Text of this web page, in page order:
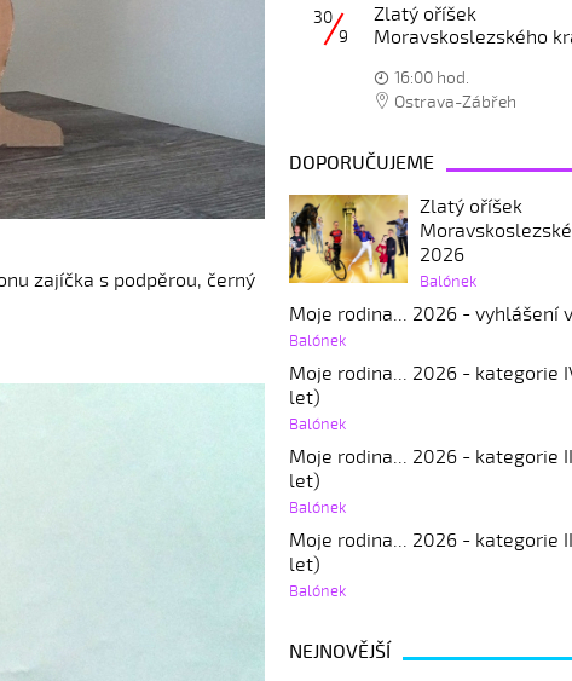
zajíčka s podpěrou, černý
Zlatý oříšek
Moravskoslezského
30
9
16:00 hod.
Ostrava-Zábřeh
DOPORUČUJEME
Zlatý oříšek
2026
Balónek
Moje rodina... 2026 - vyhlášení
Balónek
Moje rodina... 2026 - kategorie
let)
Balónek
Moje rodina... 2026 - kategorie
let)
Balónek
Moje rodina... 2026 - kategorie II
let)
Balónek
NEJNOVĚJŠÍ